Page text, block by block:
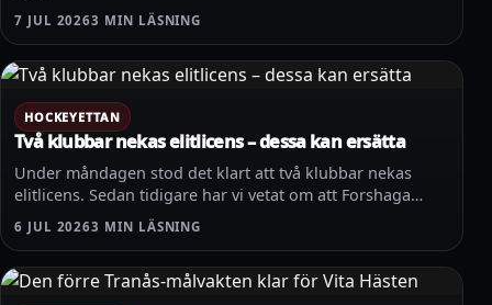
7 JUL 20263 MIN LÄSNING
HOCKEYETTAN
Två klubbar nekas elitlicens – dessa kan ersätta
Under måndagen stod det klart att två klubbar nekas
elitlicens. Sedan tidigare har vi vetat om att Forshaga…
6 JUL 20263 MIN LÄSNING